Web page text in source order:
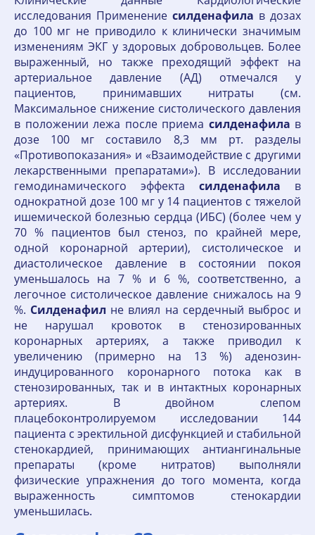
исследования Применение силденафила в дозах
до 100 мг не приводило к клинически значимым
изменениям ЭКГ у здоровых добровольцев. Более
выраженный, но также преходящий эффект на
артериальное давление (АД) отмечался у
пациентов, принимавших нитраты (см.
Максимальное снижение систолического давления
в положении лежа после приема силденафила в
дозе 100 мг составило 8,3 мм рт. разделы
«Противопоказания» и «Взаимодействие с другими
лекарственными препаратами»). В исследовании
гемодинамического эффекта силденафила в
однократной дозе 100 мг у 14 пациентов с тяжелой
ишемической болезнью сердца (ИБС) (более чем у
70 % пациентов был стеноз, по крайней мере,
одной коронарной артерии), систолическое и
диастолическое давление в состоянии покоя
уменьшалось на 7 % и 6 %, соответственно, а
легочное систолическое давление снижалось на 9
%. Силденафил не влиял на сердечный выброс и
не нарушал кровоток в стенозированных
коронарных артериях, а также приводил к
увеличению (примерно на 13 %) аденозин-
индуцированного коронарного потока как в
стенозированных, так и в интактных коронарных
артериях. В двойном слепом
плацебоконтролируемом исследовании 144
пациента с эректильной дисфункцией и стабильной
стенокардией, принимающих антиангинальные
препараты (кроме нитратов) выполняли
физические упражнения до того момента, когда
выраженность симптомов стенокардии
уменьшилась.